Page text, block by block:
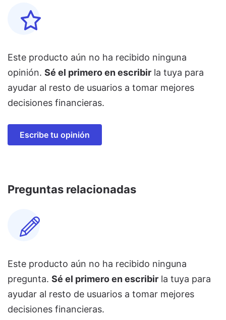
Este producto aún no ha recibido ninguna
opinión. Sé el primero en escribir la tuya para
ayudar al resto de usuarios a tomar mejores
decisiones financieras.
Escribe tu opinión
Preguntas relacionadas
Este producto aún no ha recibido ninguna
pregunta. Sé el primero en escribir la tuya para
ayudar al resto de usuarios a tomar mejores
decisiones financieras.